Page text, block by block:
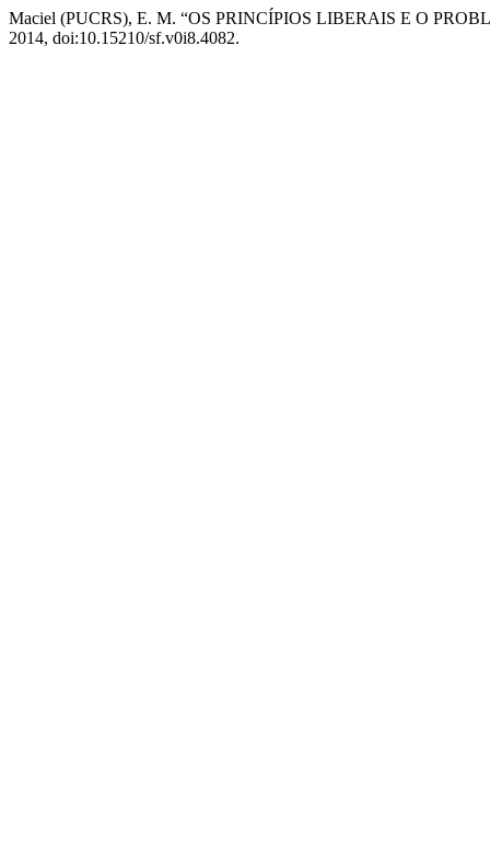
Maciel (PUCRS), E. M. “OS PRINCÍPIOS LIBERAIS E O
2014, doi:10.15210/sf.v0i8.4082.